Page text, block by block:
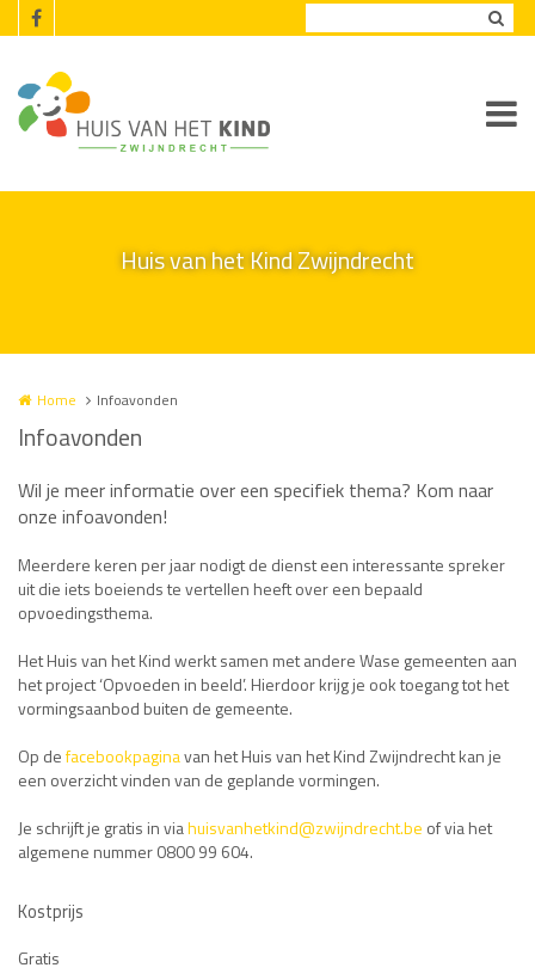
Overslaan en naar de inhoud gaan
Huis van het Kind Zwijndrecht
Home Infoavonden
Infoavonden
Wil je meer informatie over een specifiek thema? Kom naar
onze infoavonden!
Meerdere keren per jaar nodigt de dienst een interessante spreker
uit die iets boeiends te vertellen heeft over een bepaald
opvoedingsthema.
Het Huis van het Kind werkt samen met andere Wase gemeenten aan
het project ‘Opvoeden in beeld’. Hierdoor krijg je ook toegang tot het
vormingsaanbod buiten de gemeente.
Op defacebookpaginavan het Huis van het Kind Zwijndrecht kan je
een overzicht vinden van de geplande vormingen.
Je schrijft je gratis in viahuisvanhetkind@zwijndrecht.be of via het
algemene nummer 0800 99 604.
Kostprijs
Gratis